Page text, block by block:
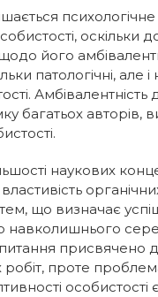
оскільки
його
патологічні, але і
Амбівалентність
багатьох авторів,
наукових
що визначає
навколишнього
присвячено
робіт, проте
особистості